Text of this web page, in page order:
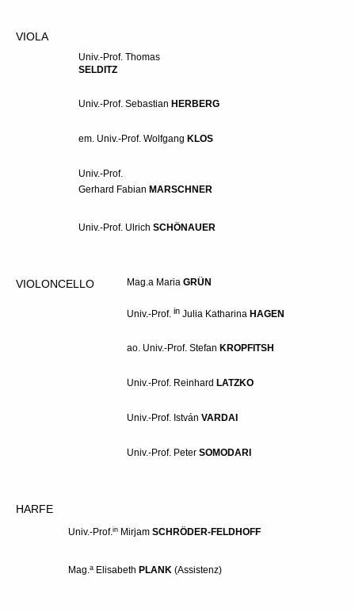
Univ.-Prof. Svetlana
Univ.-Prof. LotharSTRAUß
em. Univ.-Prof. Dora
Univ.-Prof. LiekeTe WINKEL
Univ.-Prof. Laura Elina VÄHÄLÄ
VIOLA
Univ.-Prof. Thomas
SELDITZ
Univ.-Prof. Sebastian HERBERG
em. Univ.-Prof. Wolfgang KLOS
Univ.-Prof.
Gerhard Fabian MARSCHNER
Univ.-Prof. Ulrich SCHÖNAUER
VIOLONCELLO Mag.a Maria GRÜN
Univ.-Prof. in Julia Katharina HAGEN
ao. Univ.-Prof. Stefan KROPFITSH
Univ.-Prof. Reinhard LATZKO
Univ.-Prof. István VARDAI
Univ.-Prof. Peter SOMODARI
HARFE
Univ.-Prof.in Mirjam SCHRÖDER-FELDHOFF
Mag.a Elisabeth PLANK (Assistenz)